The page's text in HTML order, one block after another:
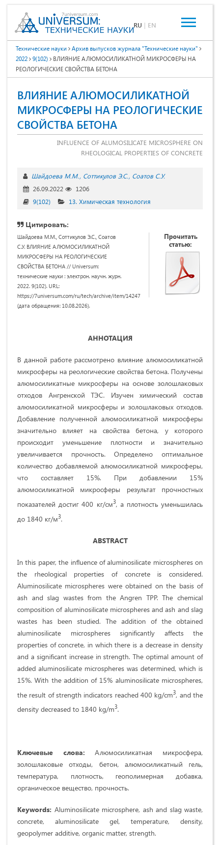
RU | EN
Технические науки
Архив выпусков журнала "Технические науки"
2022
9(102)
ВЛИЯНИЕ АЛЮМОСИЛИКАТНОЙ МИКРОСФЕРЫ НА
РЕОЛОГИЧЕСКИЕ СВОЙСТВА БЕТОНА
ВЛИЯНИЕ АЛЮМОСИЛИКАТНОЙ
МИКРОСФЕРЫ НА РЕОЛОГИЧЕСКИЕ
СВОЙСТВА БЕТОНА
INFLUENCE OF ALUMOSILICATE MICROSPHERE ON
RHEOLOGICAL PROPERTIES OF CONCRETE
Шайдоева М.М. Соттикулов Э.С. Соатов С.У.
26.09.2022
1206
9(102)
13. Химическая технология
Цитировать:
Шайдоева М.М., Соттикулов Э.С., Соатов
С.У. ВЛИЯНИЕ АЛЮМОСИЛИКАТНОЙ
МИКРОСФЕРЫ НА РЕОЛОГИЧЕСКИЕ
СВОЙСТВА БЕТОНА // Universum:
технические науки : электрон. научн. журн.
2022. 9(102). URL:
https://7universum.com/ru/tech/archive/item/14247
(дата обращения: 10.08.2026).
Прочитать
статью:
АННОТАЦИЯ
В данной работе рассмотрено влияние алюмосиликатной
микросферы на реологические свойства бетона. Получены
алюмосиликатные микросферы на основе золошлаковых
отходов Ангренской ТЭС. Изучен химический состав
алюмосиликатной микросферы и золошлаковых отходов.
Добавление полученной алюмосиликатной микросферы
значительно влияет на свойства бетона, у которого
происходит уменьшение плотности и значительно
увеличивается прочность. Определено оптимальное
количество добавляемой алюмосиликатной микросферы,
что составляет 15%. При добавлении 15%
алюмосиликатной микросферы результат прочностных
показателей достиг 400 кг/см3, а плотность уменьшилась
до 1840 кг/м3.
ABSTRACT
In this paper, the influence of aluminosilicate microspheres on
the rheological properties of concrete is considered.
Aluminosilicate microspheres were obtained on the basis of
ash and slag wastes from the Angren TPP. The chemical
composition of aluminosilicate microspheres and ash and slag
wastes has been studied. The addition of the obtained
aluminosilicate microspheres significantly affects the
properties of concrete, in which there is a decrease in density
and a significant increase in strength. The optimal amount of
added aluminosilicate microspheres was determined, which is
15%. With the addition of 15% aluminosilicate microspheres,
the result of strength indicators reached 400 kg/cm3, and the
density decreased to 1840 kg/m3.
Ключевые слова: Алюмосиликатная микросфера,
золошлаковые отходы, бетон, алюмосиликатный гель,
температура, плотность, геополимерная добавка,
органическое вещество, прочность.
Keywords: Aluminosilicate microsphere, ash and slag waste,
concrete, aluminosilicate gel, temperature, density,
geopolymer additive, organic matter, strength.